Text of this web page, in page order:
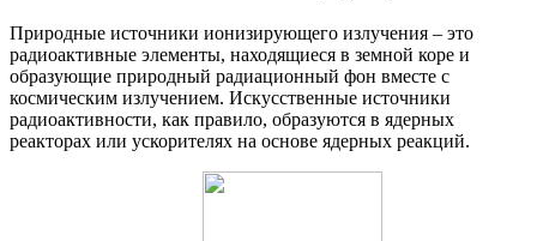
Природные источники ионизирующего излучения – это
радиоактивные элементы, находящиеся в земной коре и
образующие природный радиационный фон вместе с
космическим излучением. Искусственные источники
радиоактивности, как правило, образуются в ядерных
реакторах или ускорителях на основе ядерных реакций.